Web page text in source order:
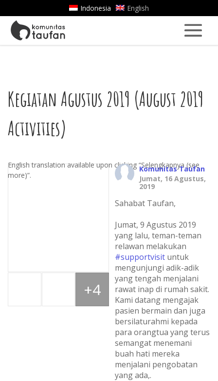
Indonesia English
Kegiatan Agustus 2019 (August 2019
Activities)
English translation available upon clicking “Selengkapnya (see
more)”.
Komunitas Taufan
Jumat, 16 Agustus,
2019
Sahabat Taufan,
Jumat, 9 Agustus 2019
yang lalu, teman-teman
relawan melakukan
#supportvisit untuk
mengunjungi adik-adik
yang tengah menjalani
rawat inap di rumah sakit.
Kami datang mengajak
pasien bermain dan juga
bersilaturahmi kepada
para orangtua yang terus
semangat menemani
buah hati mereka
menjalani pengobatan
yang ada,.
+4